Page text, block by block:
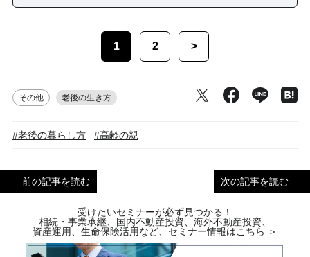
1 2 >
その他 老後の生き方
#老後の暮らし方 #高齢の親
前の記事を読む 次の記事を読む
受けたいセミナーが必ず見つかる！
相続・事業承継、国内不動産投資、海外不動産投資、
資産運用、生命保険活用など、セミナー情報はこちら ＞